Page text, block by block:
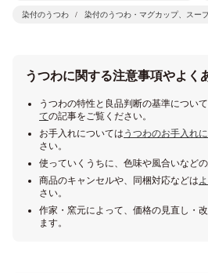
染付のうつわ 染付のうつわ・マグカップ、スー
うつわに関する注意事項やよく
うつわの特性と良品判断の基準につい
ての記事をご覧ください。
お手入れについては うつわのお手入れ
さい。
使っていくうちに、色味や風合いなど
商品のキャンセルや、同梱対応などは
さい。
作家・窯元によって、価格の見直し・
ます。